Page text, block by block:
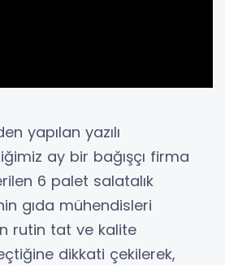
yapılan yazılı
ay bir bağışçı firma
6 palet salatalık
gıda mühendisleri
rutin tat ve kalite
dikkati çekilerek,